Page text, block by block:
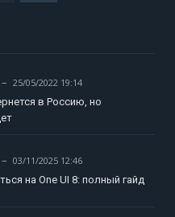
25/05/2022 19:14
в Россию, но
03/11/2025 12:46
на One UI 8: полный гайд